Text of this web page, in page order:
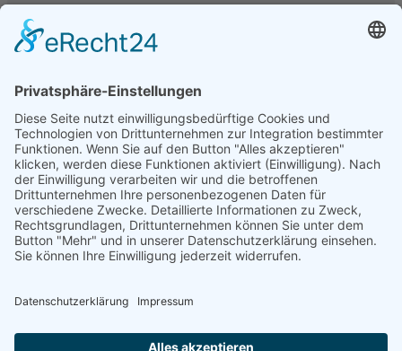
Unter folgenden Namen werden Kfz-Tönungsfolien
vertrieben oder hergestellt: Armolan, Aquasun,
Film, Madico, SunGuard, Johnson, Oracal, Orpro,
3M, Hexis, SL, Avery, Bruxafol um nur einige zu
nennen.
Folienbezeichnungen
Folien werden unter verschiedenen Bezeichnungen
vertrieben, diese sind u.a.: Alu Dark, Pinnacle,
Blacknight, Supreme, Black Mirror, Basic Grey, Secur
Clear, Omega, Real Carbon, uvm.